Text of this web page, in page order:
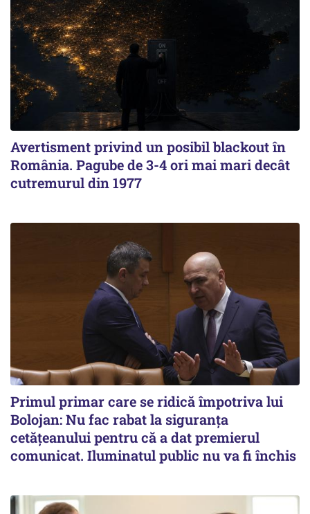
Avertisment privind un posibil blackout în
România. Pagube de 3-4 ori mai mari decât
cutremurul din 1977
Primul primar care se ridică împotriva lui
Bolojan: Nu fac rabat la siguranța
cetățeanului pentru că a dat premierul
comunicat. Iluminatul public nu va fi închis